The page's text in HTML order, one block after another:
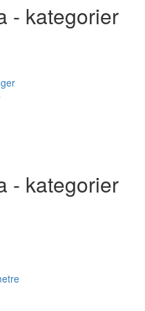
- kategorier
- kategorier